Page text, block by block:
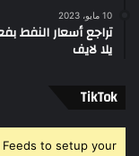
10 مايو، 2023
تراجع أسعار النفط
يلا لايف
‫TikTok
to setup your